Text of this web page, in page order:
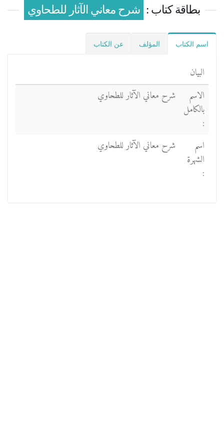
بطاقة كتاب : شرح معاني الآثار للطحاوي
اسم الكتاب المؤلف عن الكتاب
البيان
الاسم
بالكامل
:
شرح معاني الآثار للطحاوي
اسم
الشهرة
:
شرح معاني الآثار للطحاوي